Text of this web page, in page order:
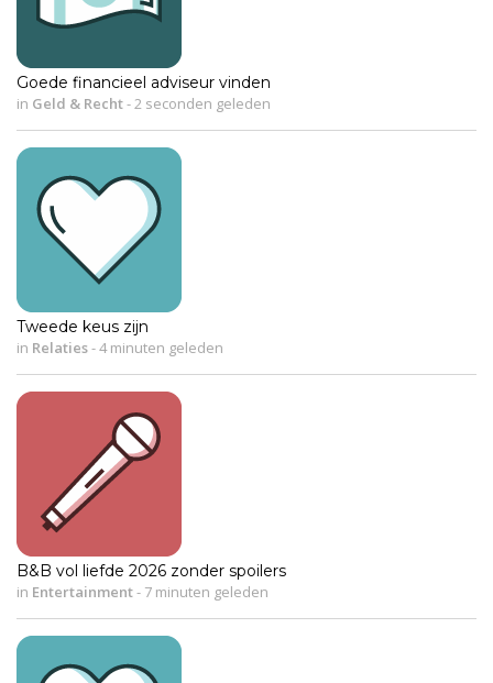
Goede financieel adviseur vinden
in Geld & Recht-2 seconden geleden
Tweede keus zijn
in Relaties-4 minuten geleden
B&B vol liefde 2026 zonder spoilers
in Entertainment- 7 minuten geleden